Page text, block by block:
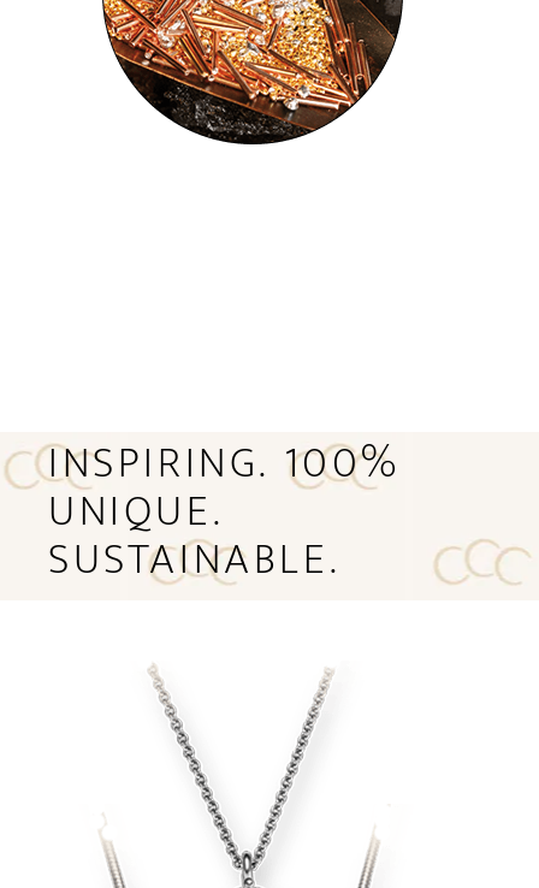
INSPIRING. 100%
UNIQUE.
SUSTAINABLE.